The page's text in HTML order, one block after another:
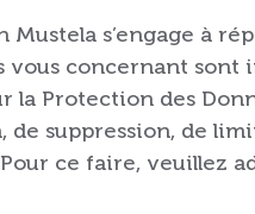
Mustela s’engage à
vous concernant sont
la Protection des
suppression, de
ce faire, veuillez